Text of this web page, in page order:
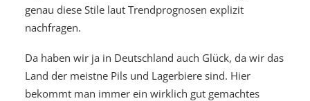
genau diese Stile laut Trendprognosen explizit
nachfragen.
Da haben wir ja in Deutschland auch Glück, da wir das
Land der meistne Pils und Lagerbiere sind. Hier
bekommt man immer ein wirklich gut gemachtes